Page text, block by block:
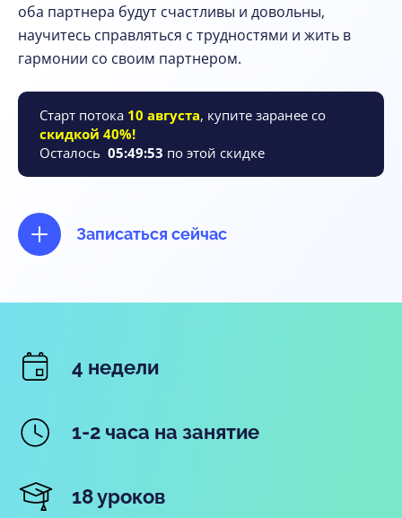
оба партнера будут счастливы и довольны,
научитесь справляться с трудностями и жить в
гармонии со своим партнером.
Старт потока 10 августа, купите заранее со
скидкой 40%!
Осталось 05:49:52 по этой скидке
Записаться сейчас
4 недели
1-2 часа на занятие
18 уроков